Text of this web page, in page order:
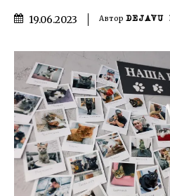
19.06.2023 Автор DEJAVU